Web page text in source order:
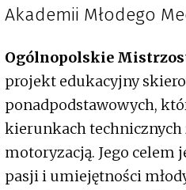
Akademii Młodego
Ogólnopolskie
projekt edukacyjny
ponadpodstawowych,
kierunkach technicznych
motoryzacją. Jego celem
pasji i umiejętności